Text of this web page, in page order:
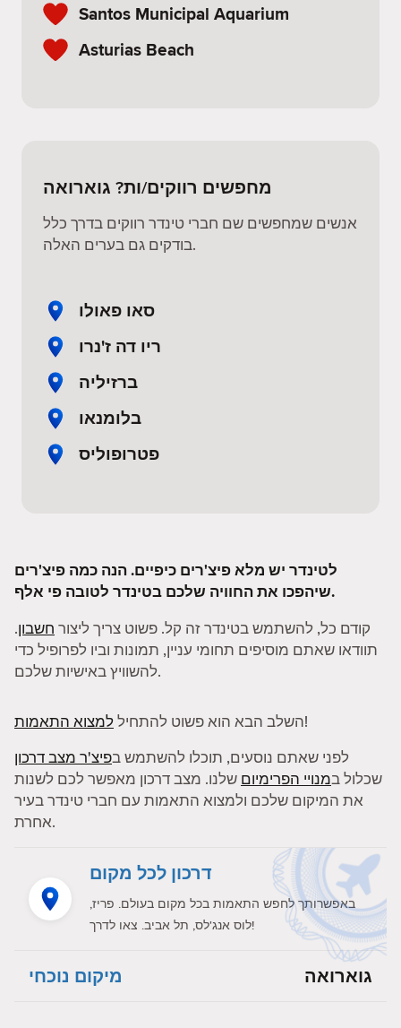
Santos Municipal Aquarium
Asturias Beach
מחפשים רווקים/ות? גוארואה
אנשים שמחפשים שם חברי טינדר רווקים בדרך כלל
בודקים גם בערים האלה.
סאו פאולו
ריו דה ז'נרו
ברזיליה
בלומנאו
פטרופוליס
לטינדר יש מלא פיצ'רים כיפיים. הנה כמה פיצ'רים
שיהפכו את החוויה שלכם בטינדר לטובה פי אלף.
קודם כל, להשתמש בטינדר זה קל. פשוט צריך ליצור חשבון.
תוודאו שאתם מוסיפים תחומי עניין, תמונות וביו לפרופיל כדי
להשוויץ באישיות שלכם.
השלב הבא הוא פשוט להתחיללמצוא התאמות
!
לפני שאתם נוסעים, תוכלו להשתמש בפיצ'ר מצב דרכון
שכלול במנויי הפרימיום שלנו. מצב דרכון מאפשר לכם לשנות
את המיקום שלכם ולמצוא התאמות עם חברי טינדר בעיר
אחרת.
דרכון לכל מקום
באפשרותך לחפש התאמות בכל מקום בעולם. פריז,
לוס אנג'לס, תל אביב. צאו לדרך!
מיקום נוכחי גוארואה